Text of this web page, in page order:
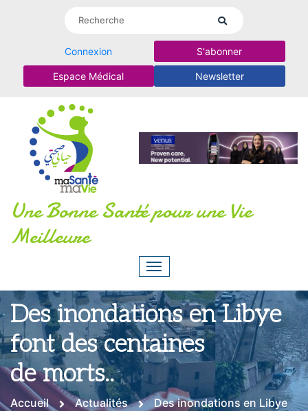
Connexion S'abonner
Espace Médical Newsletter
Une Bonne Santé pour une Vie
Meilleure
Des inondations en Libye
font des centaines
de morts..
Accueil Actualités
Des inondations en Libye